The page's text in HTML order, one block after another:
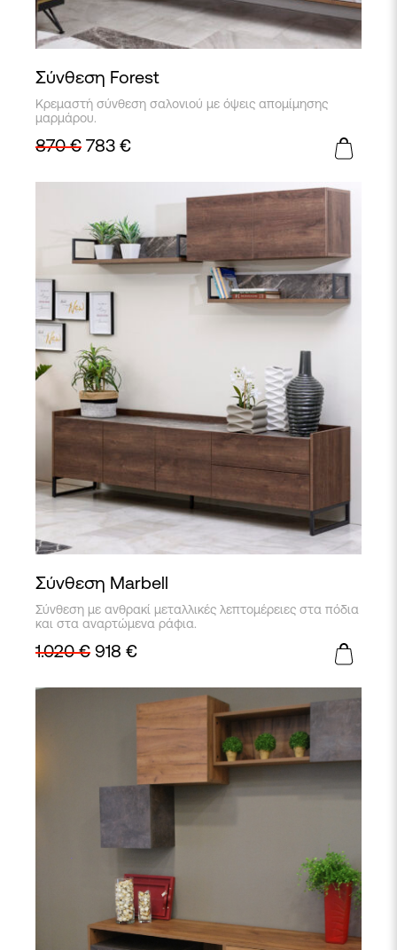
Σύνθεση Forest
Κρεμαστή σύνθεση σαλονιού με όψεις απομίμησης
μαρμάρου.
870€ 783 €
Σύνθεση Marbell
Σύνθεση με ανθρακί μεταλλικές λεπτομέρειες στα πόδια
και στα αναρτώμενα ράφια.
1.020€ 918 €